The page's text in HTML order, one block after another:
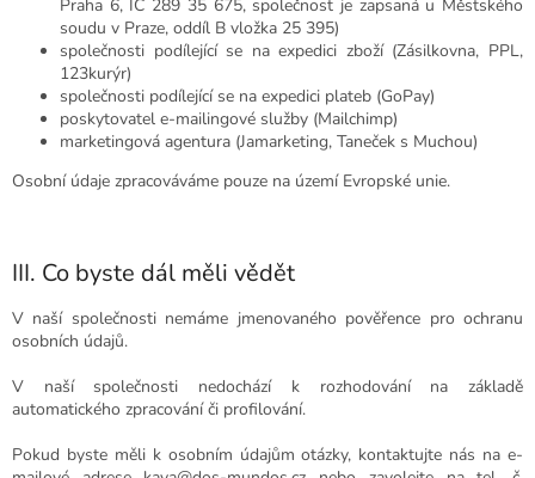
Praha 6, IČ 289 35 675, společnost je zapsaná u Městského
soudu v Praze, oddíl B vložka 25 395)
společnosti podílející se na expedici zboží (Zásilkovna, PPL,
123kurýr)
společnosti podílející se na expedici plateb (GoPay)
poskytovatel e-mailingové služby (Mailchimp)
marketingová agentura (Jamarketing, Taneček s Muchou)
Osobní údaje zpracováváme pouze na území Evropské unie.
III. Co byste dál měli vědět
V naší společnosti nemáme jmenovaného pověřence pro ochranu
osobních údajů.
V naší společnosti nedochází k rozhodování na základě
automatického zpracování či profilování.
Pokud byste měli k osobním údajům otázky, kontaktujte nás na e-